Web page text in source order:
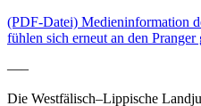
(PDF-Datei) Medieninformation
fühlen sich erneut an den
—–
Die Westfälisch–Lippische